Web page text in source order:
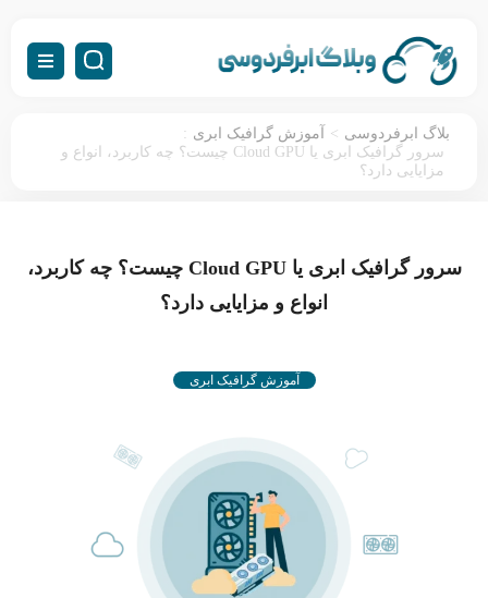
بلاگ ابرفردوسی > آموزش گرافیک ابری :
سرور گرافیک ابری یا Cloud GPU چیست؟ چه کاربرد، انواع و
مزایایی دارد؟
سرور گرافیک ابری یا Cloud GPU چیست؟ چه کاربرد،
انواع و مزایایی دارد؟
آموزش گرافیک ابری